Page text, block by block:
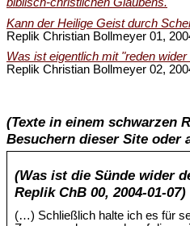
Kann der Heilige Geist durch
Replik Christian Bollmeyer 01,
Was ist eigentlich mit "reden
Replik Christian Bollmeyer 02,
(Texte in einem schwarzen
Besuchern dieser Site oder
(Was ist die Sünde wider
Replik ChB 00, 2004-01-07)
(…) Schließlich halte ich es für